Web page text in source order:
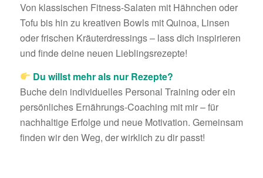
Von klassischen Fitness-Salaten mit Hähnchen oder
Tofu bis hin zu kreativen Bowls mit Quinoa, Linsen
oder frischen Kräuterdressings – lass dich inspirieren
und finde deine neuen Lieblingsrezepte!
Du willst mehr als nur Rezepte?
Buche dein individuelles Personal Training oder ein
persönliches Ernährungs-Coaching mit mir – für
nachhaltige Erfolge und neue Motivation. Gemeinsam
finden wir den Weg, der wirklich zu dir passt!